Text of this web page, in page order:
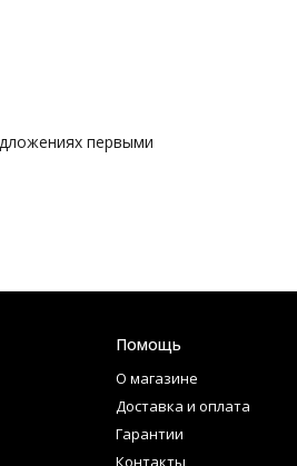
первыми
Помощь
О магазине
Доставка и оплата
Гарантии
Контакты